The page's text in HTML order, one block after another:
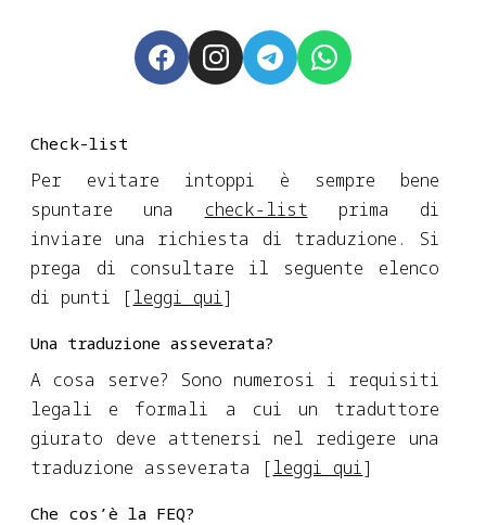
Check-list
Per evitare intoppi è sempre bene
spuntare una check-list prima di
inviare una richiesta di traduzione. Si
prega di consultare il seguente elenco
di punti [leggi qui]
Una traduzione asseverata?
A cosa serve? Sono numerosi i requisiti
legali e formali a cui un traduttore
giurato deve attenersi nel redigere una
traduzione asseverata [leggi qui]
Che cos’è la FEQ?